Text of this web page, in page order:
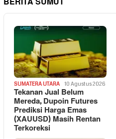
SUMATERA UTARA 10 Agustus 2026
Tekanan Jual Belum
Mereda, Dupoin Futures
Prediksi Harga Emas
(XAUUSD) Masih Rentan
Terkoreksi